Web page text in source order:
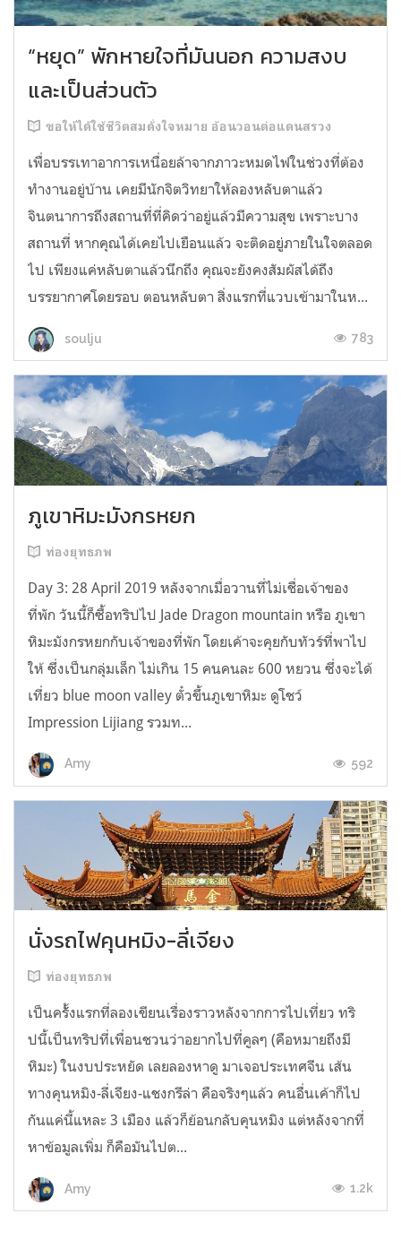
“หยุด” พักหายใจที่มันนอก ความสงบ
และเป็นส่วนตัว
ขอให้ได้ใช้ชีวิตสมดั่งใจหมาย อ้อนวอนต่อแดนสรวง
เพื่อบรรเทาอาการเหนื่อยล้าจากภาวะหมดไฟในช่วงที่ต้อง
ทำงานอยู่บ้าน เคยมีนักจิตวิทยาให้ลองหลับตาแล้ว
จินตนาการถึงสถานที่ที่คิดว่าอยู่แล้วมีความสุข เพราะบาง
สถานที่ หากคุณได้เคยไปเยือนแล้ว จะติดอยู่ภายในใจตลอด
ไป เพียงแค่หลับตาแล้วนึกถึง คุณจะยังคงสัมผัสได้ถึง
บรรยากาศโดยรอบ ตอนหลับตา สิ่งแรกที่แวบเข้ามาในห...
soulju 783
ภูเขาหิมะมังกรหยก
ท่องยุทธภพ
Day 3: 28 April 2019 หลังจากเมื่อวานที่ไม่เชื่อเจ้าของ
ที่พัก วันนี้ก็ซื้อทริปไป Jade Dragon mountain หรือ ภูเขา
หิมะมังกรหยกกับเจ้าของที่พัก โดยเค้าจะคุยกับทัวร์ที่พาไป
ให้ ซึ่งเป็นกลุ่มเล็ก ไม่เกิน 15 คนคนละ 600 หยวน ซึ่งจะได้
เที่ยว blue moon valley ตั๋วขึ้นภูเขาหิมะ ดูโชว์
Impression Lijiang รวมท...
Amy 592
นั่งรถไฟคุนหมิง-ลี่เจียง
ท่องยุทธภพ
เป็นครัั้งแรกที่ลองเขียนเรื่องราวหลังจากการไปเที่ยว ทริ
ปนี้เป็นทริปที่เพื่อนชวนว่าอยากไปที่คูลๆ (คือหมายถึงมี
หิมะ) ในงบประหยัด เลยลองหาดู มาเจอประเทศจีน เส้น
ทางคุนหมิง-ลี่เจียง-แชงกรีล่า คือจริงๆแล้ว คนอื่นเค้าก็ไป
กันแค่นี้แหละ 3 เมือง แล้วก็ย้อนกลับคุนหมิง แต่หลังจากที่
หาข้อมูลเพิ่ม ก็คือมันไปต...
Amy 1.2k